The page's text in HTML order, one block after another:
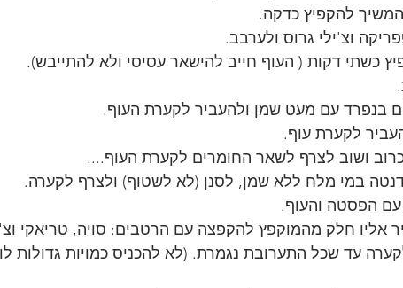
להקפיץ כדקה.
וצ'ילי גרוס ולערבב.
כשתי דקות ( העוף חייב להישאר עסיסי ולא להתייבש).
בנפרד עם מעט שמן ולהעביר לקערת העוף.
לקערת עוף.
ושוב לצרף לשאר החומרים לקערת העוף....
במי מלח ללא שמן, לסנן (לא לשטוף) ולצרף לקערה.
הפסטה והעוף.
אליו חלק מהמוקפץ להקפצה עם הרטבים: סויה, טריאקי
עד שכל התערובת נגמרת. (לא להכניס כמויות גדולות